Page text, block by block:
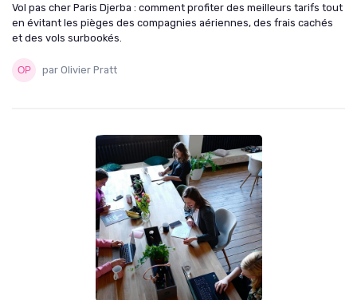
Vol pas cher Paris Djerba : comment profiter des meilleurs tarifs tout
en évitant les pièges des compagnies aériennes, des frais cachés
et des vols surbookés.
par Olivier Pratt